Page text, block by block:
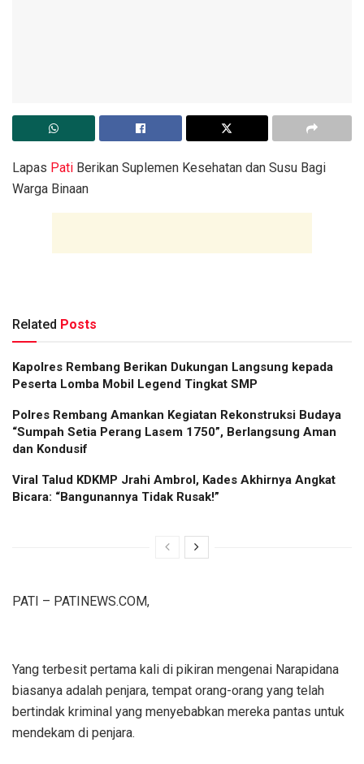
Lapas Pati Berikan Suplemen Kesehatan dan Susu Bagi
Warga Binaan
Related Posts
Kapolres Rembang Berikan Dukungan Langsung kepada
Peserta Lomba Mobil Legend Tingkat SMP
Polres Rembang Amankan Kegiatan Rekonstruksi Budaya
“Sumpah Setia Perang Lasem 1750”, Berlangsung Aman
dan Kondusif
Viral Talud KDKMP Jrahi Ambrol, Kades Akhirnya Angkat
Bicara: “Bangunannya Tidak Rusak!”
PATI – PATINEWS.COM,
Yang terbesit pertama kali di pikiran mengenai Narapidana
biasanya adalah penjara, tempat orang-orang yang telah
bertindak kriminal yang menyebabkan mereka pantas untuk
mendekam di penjara.